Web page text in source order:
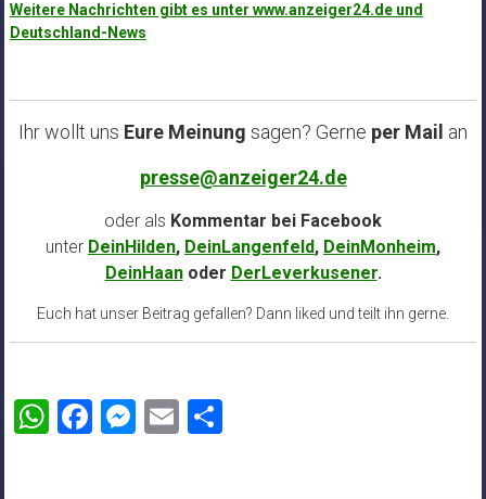
Weitere Nachrichten gibt es unter www.anzeiger24.de und
Deutschland-News
Ihr wollt uns Eure Meinung sagen? Gerne per Mail an
presse@anzeiger24.de
oder als Kommentar bei Facebook
unter DeinHilden, DeinLangenfeld, DeinMonheim,
DeinHaanoder DerLeverkusener.
Euch hat unser Beitrag gefallen? Dann liked und teilt ihn gerne.
WhatsApp
Facebook
Messenger
EmailTeilen